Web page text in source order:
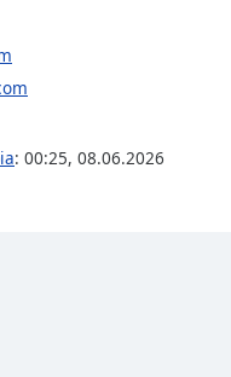
: 00:25, 08.06.2026